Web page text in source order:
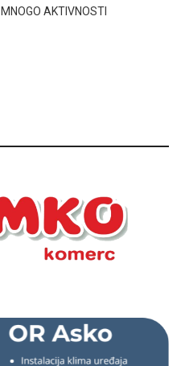
AKTIVNOSTI